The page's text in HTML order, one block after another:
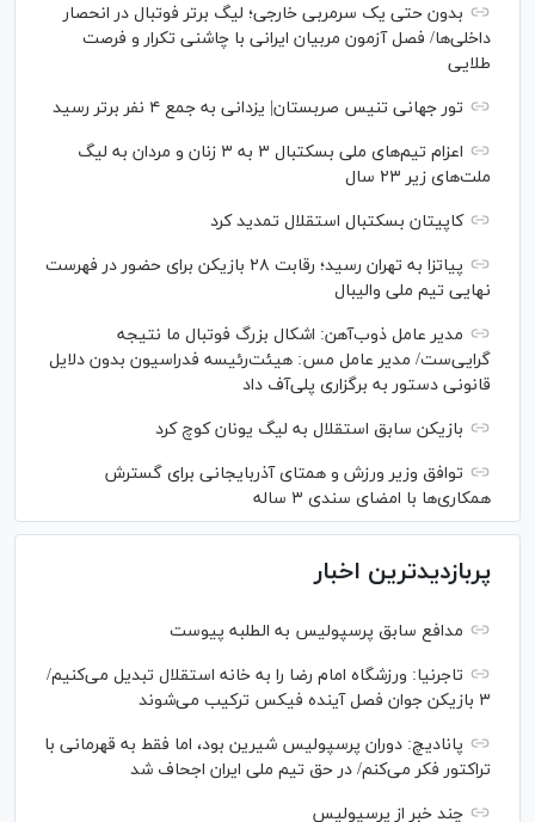
بدون حتی یک سرمربی خارجی؛ لیگ برتر فوتبال در انحصار
داخلی‌ها/ فصل آزمون مربیان ایرانی با چاشنی تکرار و فرصت
طلایی
تور جهانی تنیس صربستان| یزدانی به جمع ۴ نفر برتر رسید
اعزام تیم‌های ملی بسکتبال ۳ به ۳ زنان و مردان به لیگ
ملت‌های زیر ۲۳ سال
کاپیتان بسکتبال استقلال تمدید کرد
پیاتزا به تهران رسید؛ رقابت ۲۸ بازیکن برای حضور در فهرست
نهایی تیم ملی والیبال
مدیر عامل ذوب‌آهن: اشکال بزرگ فوتبال ما نتیجه
گرایی‌ست/ مدیر عامل مس: هیئت‌رئیسه فدراسیون بدون دلایل
قانونی دستور به برگزاری پلی‌آف داد
بازیکن سابق استقلال به لیگ یونان کوچ کرد
توافق وزیر ورزش و همتای آذربایجانی برای گسترش
همکاری‌ها با امضای سندی ۳ ساله
پربازدیدترین اخبار
مدافع سابق پرسپولیس به الطلبه پیوست
تاجرنیا: ورزشگاه امام رضا را به خانه استقلال تبدیل می‌کنیم/
۳ بازیکن جوان فصل آینده فیکس ترکیب می‌شوند
پانادیچ: دوران پرسپولیس شیرین بود، اما فقط به قهرمانی با
تراکتور فکر می‌کنم/ در حق تیم ملی ایران اجحاف شد
چند خبر از پرسپولیس